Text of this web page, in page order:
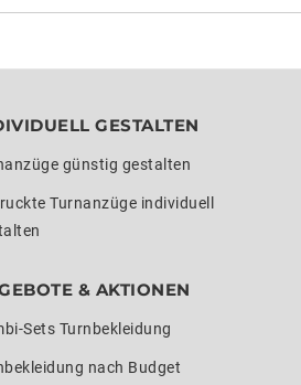
GESTALTEN
günstig gestalten
Turnanzüge individuell
& AKTIONEN
Sets Turnbekleidung
nach Budget